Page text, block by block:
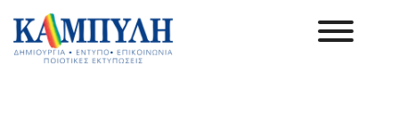
Skip
content